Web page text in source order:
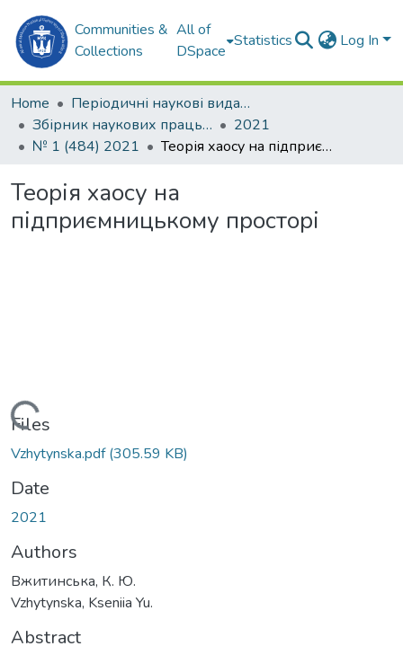
Communities &
Collections
All of
DSpace
Statistics Log In
Home
Періодичні наукові видання
Збірник наукових праць НУК
2021
№ 1 (484) 2021
Теорія хаосу на підприємницькому просторі
Теорія хаосу на
підприємницькому просторі
Loading...
Files
Vzhytynska.pdf(305.59 KB)
Date
2021
Authors
Вжитинська, К. Ю.
Vzhytynska, Kseniia Yu.
Abstract